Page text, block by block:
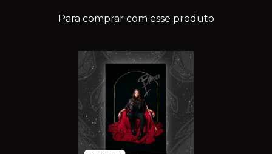
Para comprar com esse produto